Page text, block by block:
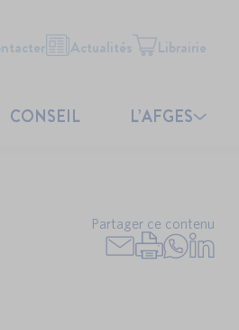
Actualités Librairie
CONSEIL L’AFGES
Partager ce contenu